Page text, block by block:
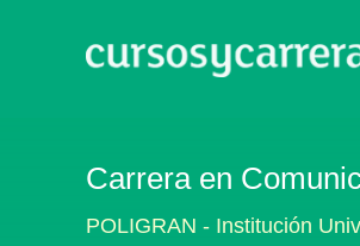
Carrera en
POLIGRAN - Institución